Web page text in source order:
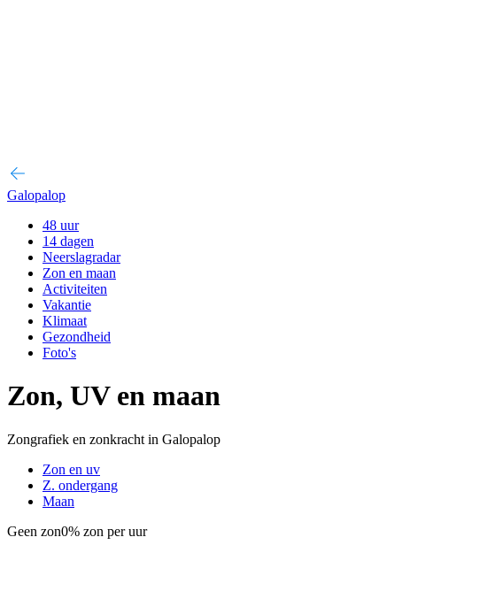
Galopalop
48 uur
14 dagen
Neerslagradar
Zon en maan
Activiteiten
Vakantie
Klimaat
Gezondheid
Foto's
Zon, UV en maan
Zongrafiek en zonkracht in Galopalop
Zon en uv
Z. ondergang
Maan
Geen zon0% zon per uur